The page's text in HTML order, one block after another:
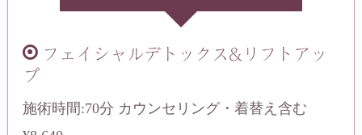
フェイシャルデトックス&リフトアッ
プ
施術時間:70分 カウンセリング・着替え含む